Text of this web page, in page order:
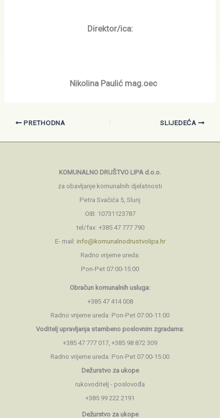
Direktor/ica:
Nikolina Paulić mag.oec
PRETHODNA SLIJEDEĆA
KOMUNALNO DRUŠTVO LIPA d.o.o.
za obavljanje komunalnih djelatnosti
Petra Svačića 5, Slunj
OIB: 10731123787
tel/fax: +385 47 777 790
E- mail: info@komunalnodrustvolipa.hr
Radno vrijeme ureda:
Pon-Pet 07:00-15:00
Obračun komunalnih usluga:
+385 47 414 008
Radno vrijeme ureda: Pon-Pet 07:00-11:00
Voditelj upravljanja stambeno poslovnim zgradama:
+385 47 777 017, +385 98 872 309
Radno vrijeme ureda: Pon-Pet 07:00-15:00
Dežurstvo za ukope
rukovoditelj - poslovođa
+385 99 222 2191
Dežurstvo za ukope